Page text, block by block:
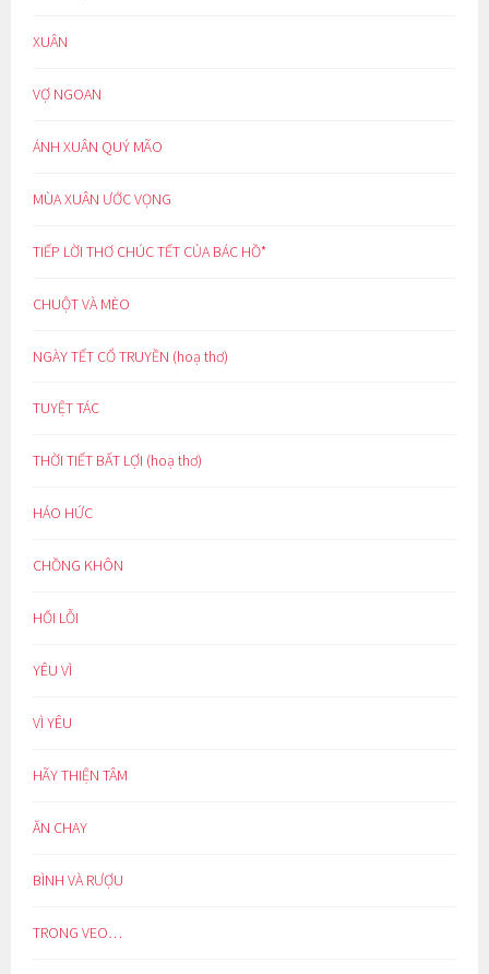
XUÂN
VỢ NGOAN
ÁNH XUÂN QUÝ MÃO
MÙA XUÂN ƯỚC VỌNG
TIẾP LỜI THƠ CHÚC TẾT CỦA BÁC HỒ*
CHUỘT VÀ MÈO
NGÀY TẾT CỔ TRUYỀN (hoạ thơ)
TUYỆT TÁC
THỜI TIẾT BẤT LỢI (hoạ thơ)
HÁO HỨC
CHỒNG KHÔN
HỐI LỖI
YÊU VÌ
VÌ YÊU
HÃY THIỆN TÂM
ĂN CHAY
BÌNH VÀ RƯỢU
TRONG VEO…